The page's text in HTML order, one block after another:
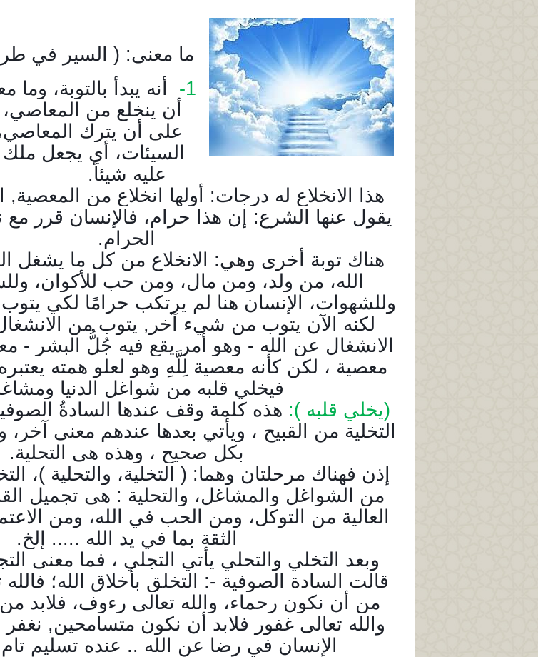
ما معنى: ( السير في
1-
أنه يبدأ بالتوبة، وما
أن ينخلع من
على أن يترك
السيئات، أي يجعل
عليه شيئاً.
هذا الانخلاع له درجات: أولها انخلاع من
يقول عنها الشرع: إن هذا حرام، فالإنسان قرر مع
الحرام.
هناك توبة أخرى وهي: الانخلاع من كل ما يشغل
الله، من ولد، ومن مال، ومن حب للأكوان،
وللشهوات، الإنسان هنا لم يرتكب حرامًا لكي يتوب
لكنه الآن يتوب من شيء آخر, يتوب من
الانشغال عن الله - وهو أمر يقع فيه جُلُّ البشر -
معصية ، لكن كأنه معصية لِلَّهِ وهو لعلو همته
فيخلي قلبه من شواغل الدنيا
(يخلي قلبه ): هذه كلمة وقف عندها السادةُ
التخلية من القبيح ، ويأتي بعدها عندهم معنى
بكل صحيح ، وهذه هي التحلية.
إذن فهناك مرحلتان وهما: ( التخلية، والتحلية )،
من الشواغل والمشاغل، والتحلية : هي تجميل
العالية من التوكل، ومن الحب في الله، ومن
الثقة بما في يد الله ..... إلخ.
وبعد التخلي والتحلي يأتي التجلي ، فما معنى
قالت السادة الصوفية -: التخلق بأخلاق الله؛ فالله
من أن نكون رحماء، والله تعالى رءوف، فلابد
والله تعالى غفور فلابد أن نكون متسامحين,
الإنسان في رضا عن الله .. عنده تسليم تام